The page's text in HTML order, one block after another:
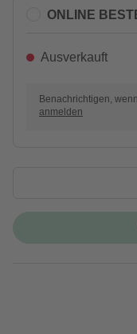
ONLINE
Ausverkauft
Benachrichtigen,
anmelden